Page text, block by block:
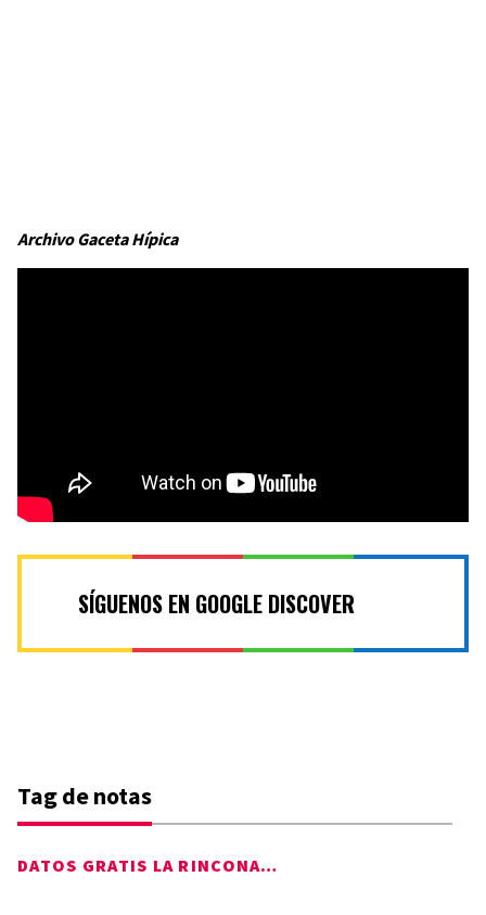
Archivo Gaceta Hípica
SÍGUENOS EN GOOGLE DISCOVER
Tag de notas
DATOS GRATIS LA RINCONADA